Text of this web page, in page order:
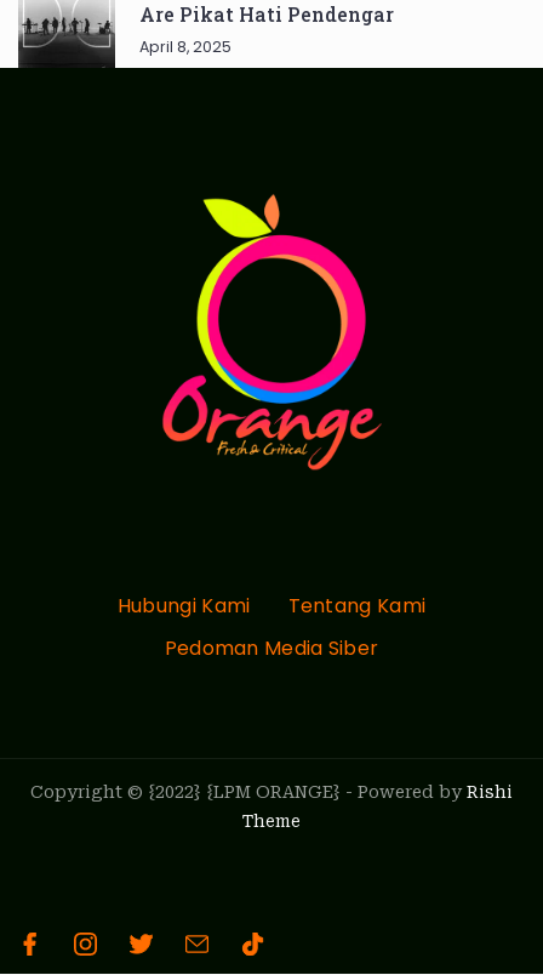
Are Pikat Hati Pendengar
April 8, 2025
Hubungi Kami
Tentang Kami
Pedoman Media Siber
Copyright © {2022} {LPM ORANGE} - Powered byRishi
Theme